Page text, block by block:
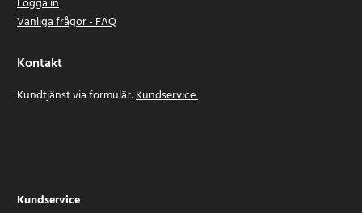
Vanliga frågor - FAQ
Kontakt
Kundtjänst via formulär:Kundservice
Kundservice